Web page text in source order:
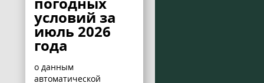
условий за
июль 2026
года
о данным
автоматической